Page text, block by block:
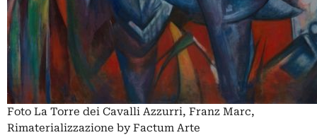
Foto La Torre dei Cavalli Azzurri, Franz Marc,
Rimaterializzazione by Factum Arte